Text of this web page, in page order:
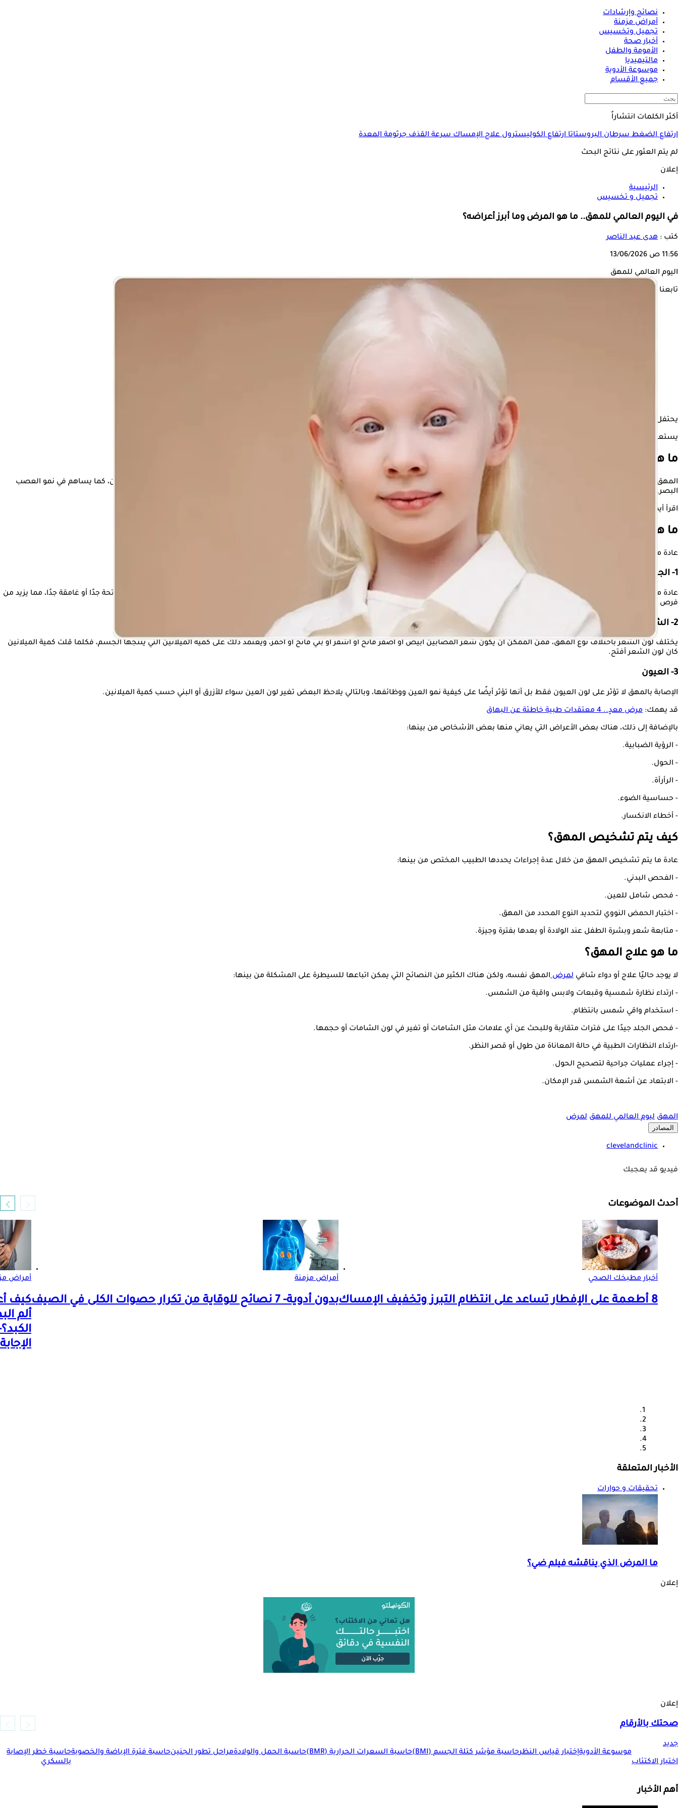
نصائح وإرشادات
أمراض مزمنة
تجميل وتخسيس
أخبار صحة
الأمومة والطفل
مالتيميديا
موسوعة الأدوية
جميع الأقسام
أكثر الكلمات انتشاراً
ارتفاع الضغطسرطان البروستاتاارتفاع الكوليسترولعلاج الإمساكسرعة القذفجرثومة المعدة
لم يتم العثور على نتائج البحث
إعلان
الرئيسية
تجميل و تخسيس
في اليوم العالمي للمهق.. ما هو المرض وما أبرز أعراضه؟
كتب : هدى عبد الناصر
11:56 ص 13/06/2026
اليوم العالمي للمهق
تابعنا على
يحتفل العالم يوم 13 يونيو من كل عام باليوم العالمي للمهق من أجل نشر التوعية حول المرض وطرق التعامل معه تجنبًا لأي مضاعفات صحية.
يستعرض "الكونسلتو" في التقرير التالي كل ما يتعلق بالمهق وفقًا لما ذكره موقع "clevelandclinic".
ما هو مرض المهق؟
المهق هو اضطراب وراثي يولد فيه الشخص بكمية أقل من صبغة الميلانين عن المعتاد، حيث أن الميلانين عبارة عن مادة كيميائية في الجسم تحدد لون الجلد والشعر والعينين، كما يساهم في نمو العصب
البصري، مما يعني أنه يساعد العينين على أداء وظائفهما بشكل سليم.
اقرأ أيضًا: كلاهما يستمر مدى الحياة.. تعرف على الفرق بين المهق والبهاق
ما هي أعراض المهق؟
عادة ما يؤثر على مظهر الجلد والشعر والعينين وكذلك الرؤية أو الإدراك، حيث تتضح الأعراض في:
1- الجلد
عادة ما يؤثر المهق على لون الجلد بشكل ملحوظ، ويعتمد ذلك على لون البشرة الطبيعي وكمية الميلانين التي ينتجها الجسم، وبالتالي قد يعاني بعض الأشخاص من بشرة فاتحة جدًا أو غامقة جدًا، مما يزيد من
فرص الإصابة بحروق الشمس التي يمكن أن تزيد من سرطان الجلد.
2- الشعر
يختلف لون الشعر باختلاف نوع المهق، فمن الممكن أن يكون شعر المصابين أبيض أو أصفر فاتح أو أشقر أو بني فاتح أو أحمر، ويعتمد ذلك على كمية الميلانين التي ينتجها الجسم، فكلما قلت كمية الميلانين
كان لون الشعر أفتح.
3- العيون
الإصابة بالمهق لا تؤثر على لون العيون فقط بل أنها تؤثر أيضًا على كيفية نمو العين ووظائفها، وبالتالي يلاحظ البعض تغير لون العين سواء للأزرق أو البني حسب كمية الميلانين.
قد يهمك: مرض معدٍ.. 4 معتقدات طبية خاطئة عن البهاق
بالإضافة إلى ذلك، هناك بعض الأعراض التي يعاني منها بعض الأشخاص من بينها:
- الرؤية الضبابية.
- الحول.
- الرأرأة.
- حساسية الضوء.
- أخطاء الانكسار.
كيف يتم تشخيص المهق؟
عادة ما يتم تشخيص المهق من خلال عدة إجراءات يحددها الطبيب المختص من بينها:
- الفحص البدني.
- فحص شامل للعين.
- اختبار الحمض النووي لتحديد النوع المحدد من المهق.
- متابعة شعر وبشرة الطفل عند الولادة أو بعدها بفترة وجيزة.
ما هو علاج المهق؟
لا يوجد حاليًا علاج أو دواء شافي لمرضالمهق نفسه، ولكن هناك الكثير من النصائح التي يمكن اتباعها للسيطرة على المشكلة من بينها:
- ارتداء نظارة شمسية وقبعات ولابس واقية من الشمس.
- استخدام واقي شمس بانتظام.
- فحص الجلد جيدًا على فترات متقاربة وللبحث عن أي علامات مثل الشامات أو تغير في لون الشامات أو حجمها.
-ارتداء النظارات الطبية في حالة المعاناة من طول أو قصر النظر.
- إجراء عمليات جراحية لتصحيح الحول.
- الابتعاد عن أشعة الشمس قدر الإمكان.
المهق ليوم العالمي للمهق لمرض
المصادر
clevelandclinic
فيديو قد يعجبك
أحدث الموضوعات
أخبار مطبخك الصحي
8 أطعمة على الإفطار تساعد على انتظام التبرز وتخفيف الإمساك
أمراض مزمنة
بدون أدوية- 7 نصائح للوقاية من تكرار حصوات الكلى في الصيف
أمراض
كيف
ألم
الإجابة
الأخبار المتعلقة
تحقيقات و حوارات
ما المرض الذي يناقشه فيلم ضي؟
إعلان
إعلان
صحتك بالأرقام
جديد
اختبار الاكتئاب
موسوعة الأدويةإختبار قياس النظرحاسبة مؤشر كتلة الجسم (BMI) حاسبة السعرات الحرارية (BMR) حاسبة الحمل والولادةمراحل تطور الجنينحاسبة فترة الإباضة والخصوبةحاسبة خطر الإصابة
بالسكري
أهم الأخبار